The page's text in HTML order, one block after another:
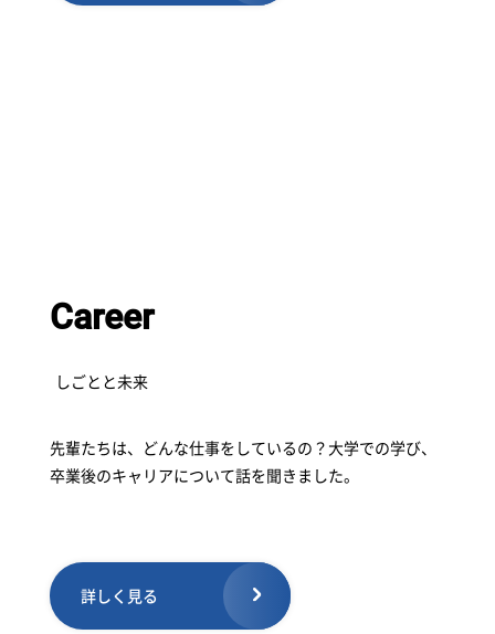
Career
しごとと未来
先輩たちは、どんな仕事をしているの？大学での学び、
卒業後のキャリアについて話を聞きました。
詳しく見る